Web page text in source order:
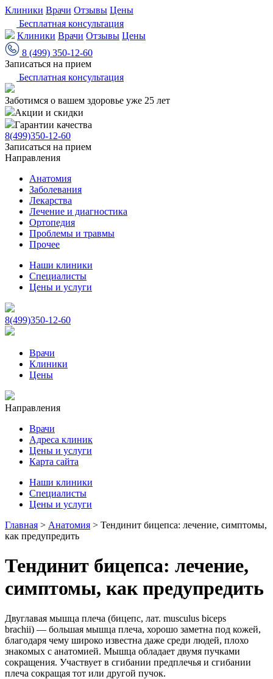
Клиники Врачи Отзывы Цены
Бесплатная консультация
Клиники Врачи Отзывы Цены
8 (499) 350-12-60
Записаться на прием
Бесплатная консультация
Заботимся о вашем здоровье уже 25 лет
Акции и скидки
Гарантии качества
8(499)350-12-60
Записаться на прием
Направления
Анатомия
Заболевания
Лекарства
Лечение и диагностика
Ортопедия
Проблемы и травмы
Прочее
Наши клиники
Специалисты
Цены и услуги
8(499)350-12-60
Врачи
Клиники
Цены
Направления
Врачи
Адреса клиник
Цены и услуги
Карта сайта
Наши клиники
Специалисты
Цены и услуги
Главная > Анатомия > Тендинит бицепса: лечение, симптомы,
как предупредить
Тендинит бицепса: лечение,
симптомы, как предупредить
Двуглавая мышца плеча (бицепс, лат. musculus biceps
brachii) — большая мышца плеча, хорошо заметна под кожей,
благодаря чему широко известна даже среди людей, плохо
знакомых с анатомией. Мышца обладает двумя пучками
сокращения. Участвует в сгибании предплечья и сгибании
плеча сокращая тот или другой пучок.